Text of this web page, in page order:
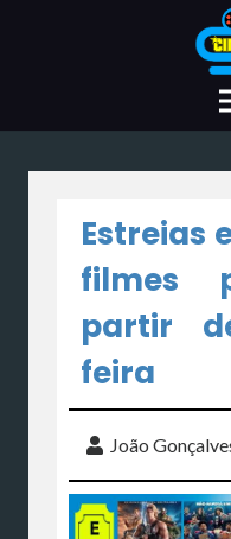
Estreias
filmes
partir
feira
João